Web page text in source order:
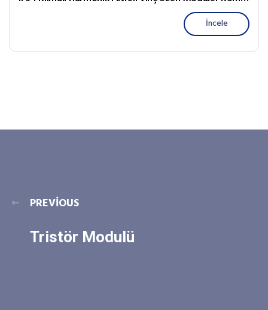
İncele
PREVIOUS
Tristör Modulü